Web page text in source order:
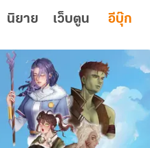
นิยาย เว็บตูน อีบุ๊ก